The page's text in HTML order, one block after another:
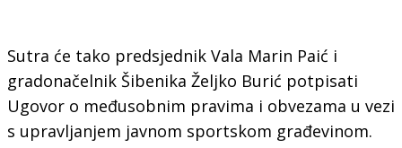
Sutra će tako predsjednik Vala Marin Paić i
gradonačelnik Šibenika Željko Burić potpisati
Ugovor o međusobnim pravima i obvezama u vezi
s upravljanjem javnom sportskom građevinom.